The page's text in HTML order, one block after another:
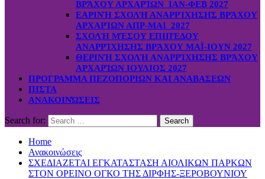
ΒΡΆΧΟΥ ΑΡΧΑΡΊΩΝ ΙΑΝ-ΦΕΒ 2027
ΕΑΡΙΝΉ ΣΧΟΛΉ ΑΝΑΡΡΊΧΗΣΗΣ ΒΡΆΧΟΥ
ΑΡΧΑΡΊΩΝ ΑΠΡ-ΜΑΙ 2027
ΣΧΟΛΉ ΜΈΣΟΥ ΕΠΙΠΈΔΟΥ
ΑΝΑΡΡΊΧΗΣΗΣ ΒΡΆΧΟΥ ΜΑΪ-ΙΟΥΝ 2027
ΘΕΡΙΝΉ ΣΧΟΛΉ ΑΝΑΡΡΊΧΗΣΗΣ ΒΡΆΧΟΥ
ΑΡΧΑΡΊΩΝ ΙΟΥΛΙΟΣ 2027
ΠΡΟΓΡΑΜΜΑ ΠΕΖΟΠΟΡΙΩΝ ΚΑΙ ΑΝΑΒΑΣΕΩΝ
ΠΙΣΤΑ
ΑΝΑΚΟΙΝΏΣΕΙΣ
Search for:
Home
Ανακοινώσεις
ΣΧΕΔΙΑΖΕΤΑΙ ΕΓΚΑΤΑΣΤΑΣΗ ΑΙΟΛΙΚΩΝ ΠΑΡΚΩΝ
ΣΤΟΝ ΟΡΕΙΝΟ ΟΓΚΟ ΤΗΣ ΔΙΡΦΗΣ-ΞΕΡΟΒΟΥΝΙΟΥ